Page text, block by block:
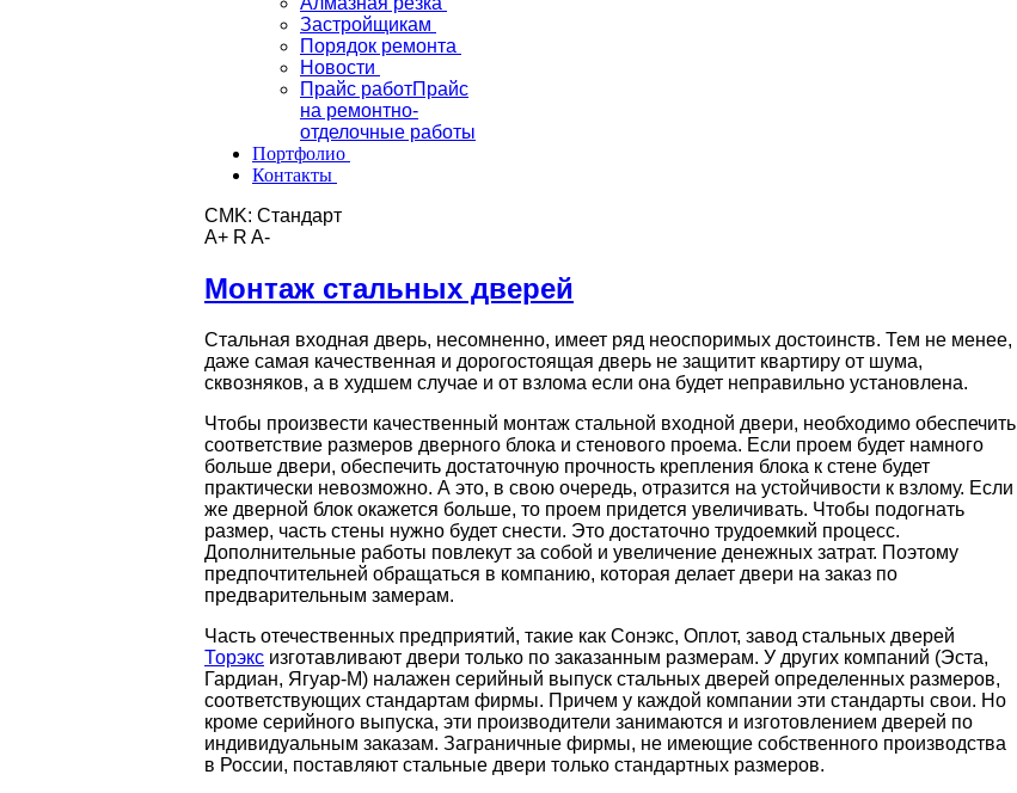
Застройщикам
Порядок ремонта
Новости
Прайс работПрайс
на ремонтно-
отделочные работы
Портфолио
Контакты
CMK: Стандарт
A+ R A-
Монтаж стальных дверей
Стальная входная дверь, несомненно, имеет ряд неоспоримых достоинств. Тем не менее,
даже самая качественная и дорогостоящая дверь не защитит квартиру от шума,
сквозняков, а в худшем случае и от взлома если она будет неправильно установлена.
Чтобы произвести качественный монтаж стальной входной двери, необходимо обеспечить
соответствие размеров дверного блока и стенового проема. Если проем будет намного
больше двери, обеспечить достаточную прочность крепления блока к стене будет
практически невозможно. А это, в свою очередь, отразится на устойчивости к взлому. Если
же дверной блок окажется больше, то проем придется увеличивать. Чтобы подогнать
размер, часть стены нужно будет снести. Это достаточно трудоемкий процесс.
Дополнительные работы повлекут за собой и увеличение денежных затрат. Поэтому
предпочтительней обращаться в компанию, которая делает двери на заказ по
предварительным замерам.
Часть отечественных предприятий, такие как Сонэкс, Оплот, завод стальных дверей
Торэкс изготавливают двери только по заказанным размерам. У других компаний (Эста,
Гардиан, Ягуар-М) налажен серийный выпуск стальных дверей определенных размеров,
соответствующих стандартам фирмы. Причем у каждой компании эти стандарты свои. Но
кроме серийного выпуска, эти производители занимаются и изготовлением дверей по
индивидуальным заказам. Заграничные фирмы, не имеющие собственного производства
в России, поставляют стальные двери только стандартных размеров.